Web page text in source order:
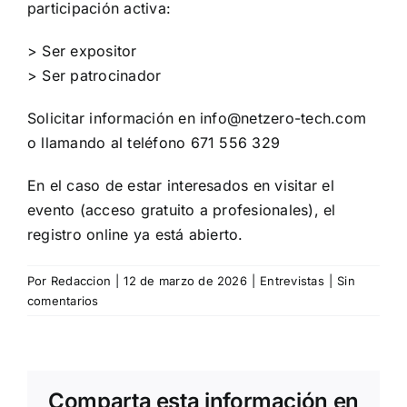
participación activa:
> Ser expositor
> Ser patrocinador
Solicitar información en info@netzero-tech.com
o llamando al teléfono 671 556 329
En el caso de estar interesados en visitar el
evento (acceso gratuito a profesionales), el
registro online ya está abierto.
Por Redaccion 12 de marzo de 2026 Entrevistas
Sin
comentarios
Comparta esta información en